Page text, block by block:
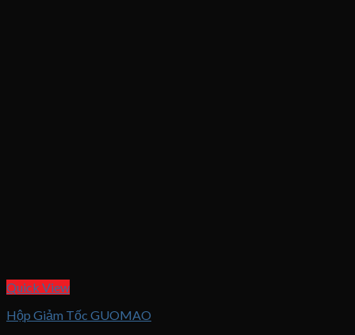
Quick View
Hộp Giảm Tốc GUOMAO